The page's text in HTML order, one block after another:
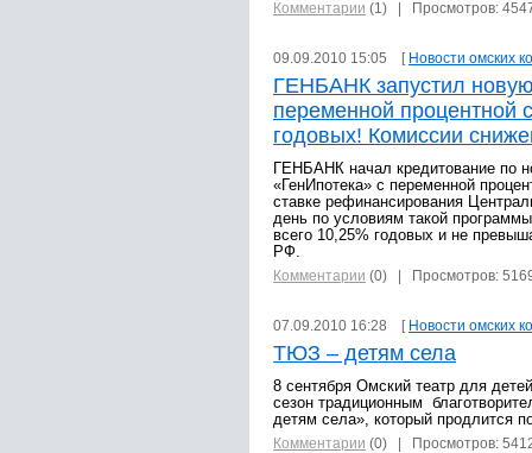
Комментарии (1) | Просмотров:
09.09.2010 15:05 [ Новости омских
ГЕНБАНК запустил
переменной процентной
годовых! Комиссии
ГЕНБАНК начал кредитование по
«ГенИпотека» с переменной
ставке рефинансирования
день по условиям такой
всего 10,25% годовых и не
РФ.
Комментарии (0) | Просмотров:
07.09.2010 16:28 [ Новости омских
ТЮЗ – детям села
8 сентября Омский театр для
сезон традиционным
детям села», который продлится
Комментарии (0) | Просмотров: